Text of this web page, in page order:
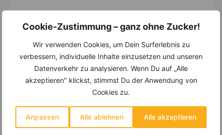
Cookie-Zustimmung – ganz ohne Zucker!
Wir verwenden Cookies, um Dein Surferlebnis zu
verbessern, individuelle Inhalte einzusetzen und unseren
Datenverkehr zu analysieren. Wenn Du auf „Alle
akzeptieren" klickst, stimmst Du der Anwendung von
Cookies zu.
Anpassen Alle ablehnen Alle akzeptieren
Ein Ernährungsplan auf Dich
abgestimmtnur mit Deinen
eigenen Rezepten?
Erstelle Dir Deinen eigenen, individuellen
Ernährungsplan nur mit Deinen
Know-Hows voninvikoo.